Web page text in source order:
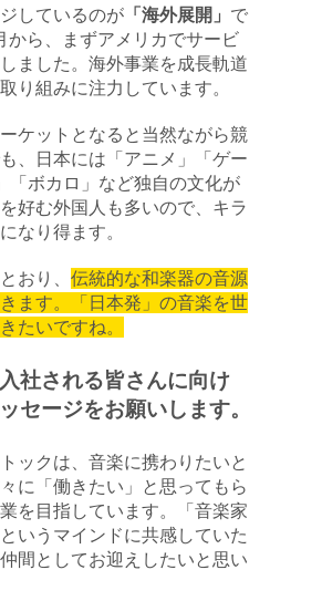
しているのが「海外展開」 で
から、まずアメリカでサービ
ました。海外事業を成長軌道
り組みに注力しています。
ケットとなると当然ながら競
、日本には「アニメ」「ゲー
「ボカロ」など独自の文化が
好む外国人も多いので、キラ
なり得ます。
おり、 伝統的な和楽器の音源
ます。「日本発」の音楽を世
たいですね。
社される皆さんに向け
セージをお願いします。
ックは、音楽に携わりたいと
に「働きたい」と思ってもら
を目指しています。「音楽家
いうマインドに共感していた
間としてお迎えしたいと思い